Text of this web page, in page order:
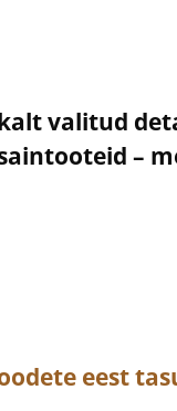
valitud
–
eest